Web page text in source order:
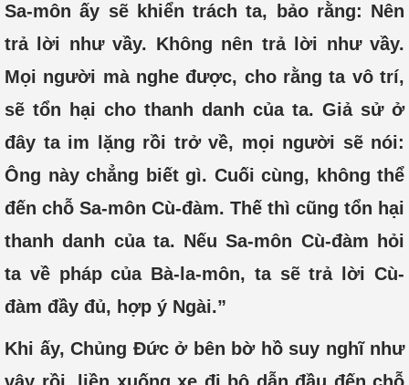
Sa-môn ấy sẽ khiển trách ta, bảo rằng: Nên
trả lời như vầy. Không nên trả lời như vầy.
Mọi người mà nghe được, cho rằng ta vô trí,
sẽ tổn hại cho thanh danh của ta. Giả sử ở
đây ta im lặng rồi trở về, mọi người sẽ nói:
Ông này chẳng biết gì. Cuối cùng, không thể
đến chỗ Sa-môn Cù-đàm. Thế thì cũng tổn hại
thanh danh của ta. Nếu Sa-môn Cù-đàm hỏi
ta về pháp của Bà-la-môn, ta sẽ trả lời Cù-
đàm đầy đủ, hợp ý Ngài.”
Khi ấy, Chủng Đức ở bên bờ hồ suy nghĩ như